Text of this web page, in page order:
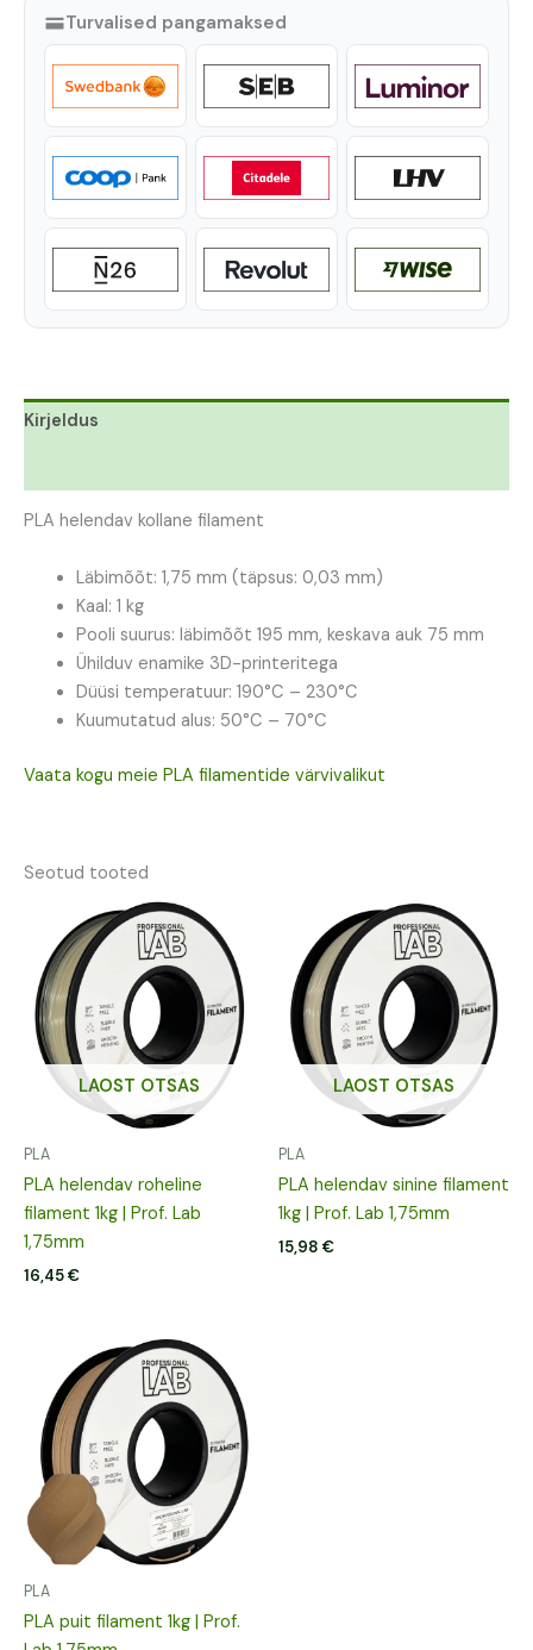
Turvalised pangamaksed
Kirjeldus
PLA helendav kollane filament
Läbimõõt: 1,75 mm (täpsus: 0,03 mm)
Kaal: 1 kg
Pooli suurus: läbimõõt 195 mm, keskava auk 75 mm
Ühilduv enamike 3D-printeritega
Düüsi temperatuur: 190°C – 230°C
Kuumutatud alus: 50°C – 70°C
Vaata kogu meie PLA filamentide värvivalikut
Seotud tooted
LAOST OTSAS
PLA
PLA helendav roheline
filament 1kg | Prof. Lab
1,75mm
16,45€
LAOST OTSAS
PLA
PLA helendav sinine filament
1kg | Prof. Lab 1,75mm
15,98 €
PLA
PLA puit filament 1kg | Prof.